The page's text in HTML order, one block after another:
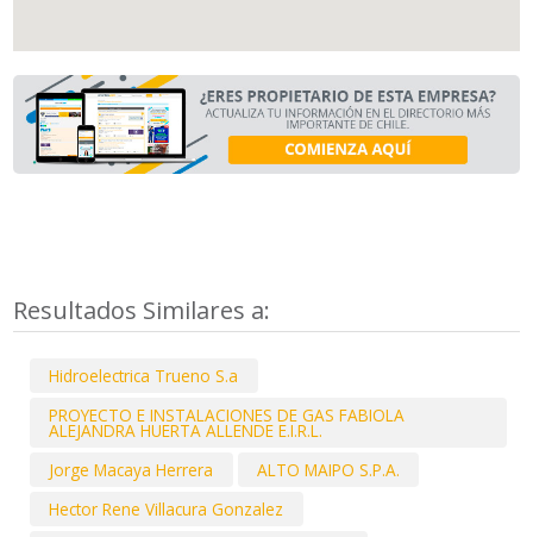
Resultados Similares a:
Hidroelectrica Trueno S.a
PROYECTO E INSTALACIONES DE GAS FABIOLA
ALEJANDRA HUERTA ALLENDE E.I.R.L.
Jorge Macaya Herrera
ALTO MAIPO S.P.A.
Hector Rene Villacura Gonzalez